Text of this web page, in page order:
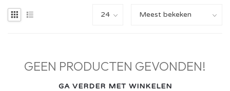
GEEN PRODUCTEN GEVONDEN!
GA VERDER MET WINKELEN